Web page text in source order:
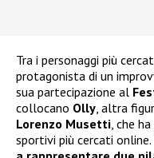
Tra i personaggi più
protagonista di un
sua partecipazione al
collocano Olly , altra
Lorenzo Musetti , che
sportivi più cercati online.